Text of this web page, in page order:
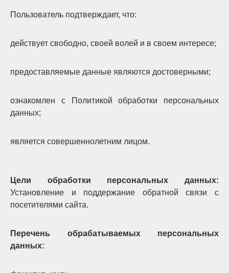
Пользователь подтверждает, что:
действует свободно, своей волей и в своем интересе;
предоставляемые данные являются достоверными;
ознакомлен с Политикой обработки персональных
данных;
является совершеннолетним лицом.
Цели обработки персональных данных:
Установление и поддержание обратной связи с
посетителями сайта.
Перечень обрабатываемых персональных
данных: